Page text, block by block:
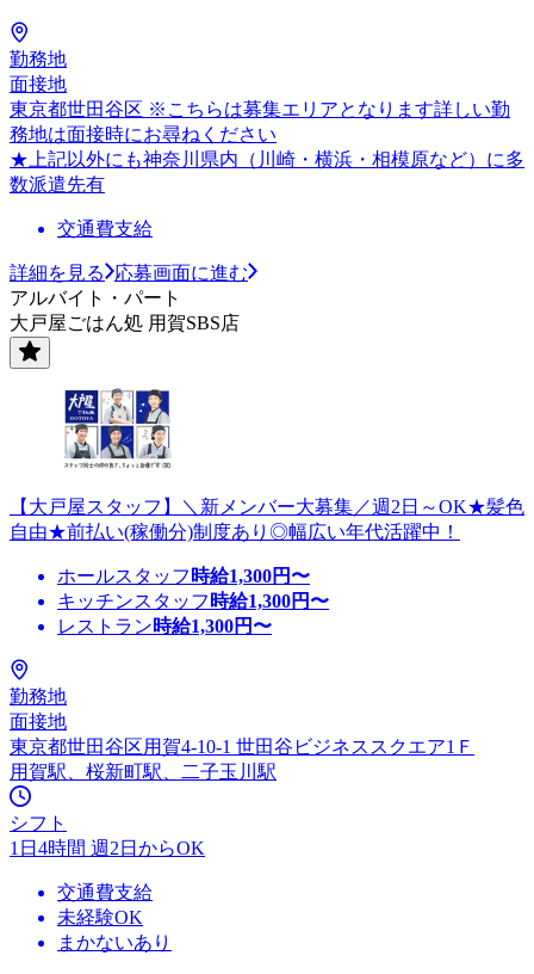
勤務地
面接地
東京都世田谷区 ※こちらは募集エリアとなります詳しい勤
務地は面接時にお尋ねください
★上記以外にも神奈川県内（川崎・横浜・相模原など）に多
数派遣先有
交通費支給
詳細を見る
応募画面に進む
アルバイト・パート
大戸屋ごはん処 用賀SBS店
【大戸屋スタッフ】＼新メンバー大募集／週2日～OK★髪色
自由★前払い(稼働分)制度あり◎幅広い年代活躍中！
ホールスタッフ 時給1,300円〜
キッチンスタッフ 時給1,300円〜
レストラン時給1,300円〜
勤務地
面接地
東京都世田谷区用賀4-10-1 世田谷ビジネススクエア1Ｆ
用賀駅、桜新町駅、二子玉川駅
シフト
1日4時間 週2日からOK
交通費支給
未経験OK
まかないあり